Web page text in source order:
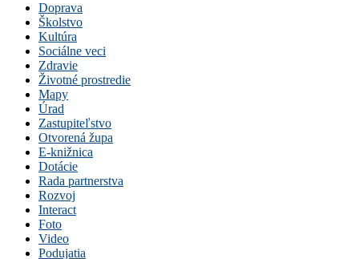
Doprava
Školstvo
Kultúra
Sociálne veci
Zdravie
Životné prostredie
Mapy
Úrad
Zastupiteľstvo
Otvorená župa
E-knižnica
Dotácie
Rada partnerstva
Rozvoj
Interact
Foto
Video
Podujatia